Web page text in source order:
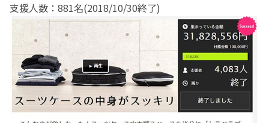
支援人数：881名(2018/10/30終了)